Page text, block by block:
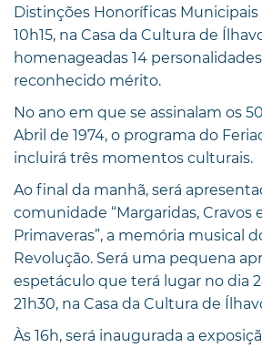
Distinções Honoríficas Municipais
10h15, na Casa da Cultura de
homenageadas 14
reconhecido mérito.
No ano em que se assinalam os
Abril de 1974, o programa do
incluirá três momentos culturais.
Ao final da manhã, será
comunidade “Margaridas, Cravos
Primaveras”, a memória musical
Revolução. Será uma pequena
espetáculo que terá lugar no dia
21h30, na Casa da Cultura de
Às 16h, será inaugurada a